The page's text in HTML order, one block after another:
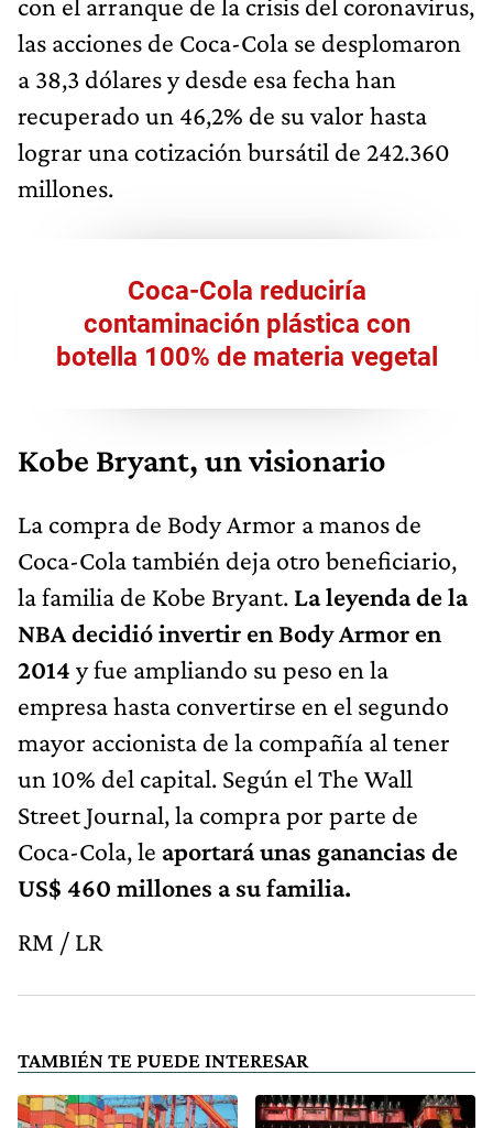
con el arranque de la crisis del coronavirus,
las acciones de Coca-Cola se desplomaron
a 38,3 dólares y desde esa fecha han
recuperado un 46,2% de su valor hasta
lograr una cotización bursátil de 242.360
millones.
Coca-Cola reduciría
contaminación plástica con
botella 100% de materia vegetal
Kobe Bryant, un visionario
La compra de Body Armor a manos de
Coca-Cola también deja otro beneficiario,
la familia de Kobe Bryant. La leyenda de la
NBA decidió invertir en Body Armor en
2014 y fue ampliando su peso en la
empresa hasta convertirse en el segundo
mayor accionista de la compañía al tener
un 10% del capital. Según el The Wall
Street Journal, la compra por parte de
Coca-Cola, le aportará unas ganancias de
US$ 460 millones a su familia.
RM / LR
TAMBIÉN TE PUEDE INTERESAR